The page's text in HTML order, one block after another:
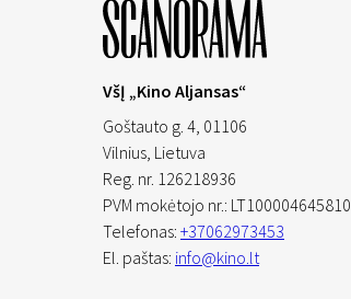
VšĮ „Kino Aljansas“
Goštauto g. 4, 01106
Vilnius, Lietuva
Reg. nr. 126218936
PVM mokėtojo nr.: LT100004645810
Telefonas: +37062973453
El. paštas: info@kino.lt